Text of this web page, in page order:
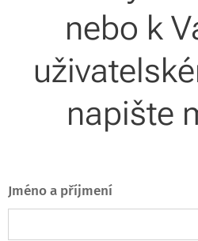
nebo k
napište
Jméno a příjmení